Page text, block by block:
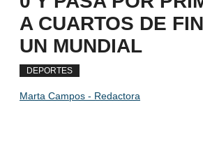
A CUARTOS DE
UN MUNDIAL
DEPORTES
Marta Campos - Redactora